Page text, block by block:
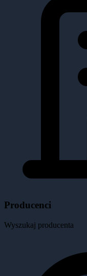
Producenci
Wyszukaj producenta